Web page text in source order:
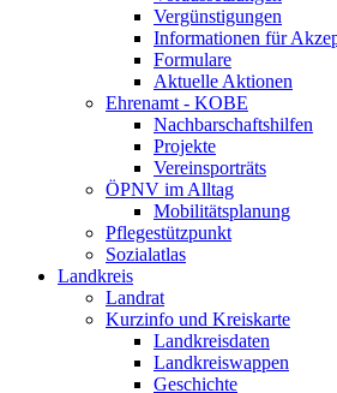
Vergünstigungen
Informationen für
Formulare
Aktuelle Aktionen
Ehrenamt - KOBE
Nachbarschaftshilfen
Projekte
Vereinsporträts
ÖPNV im Alltag
Mobilitätsplanung
Pflegestützpunkt
Sozialatlas
Landkreis
Landrat
Kurzinfo und Kreiskarte
Landkreisdaten
Landkreiswappen
Geschichte